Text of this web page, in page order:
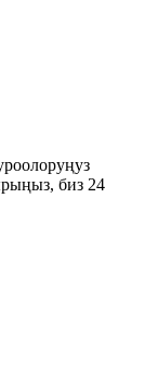
биз 24